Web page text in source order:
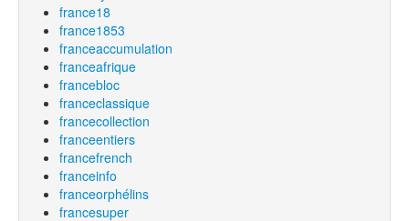
france18
france1853
franceaccumulation
franceafrique
francebloc
franceclassique
francecollection
franceentiers
francefrench
franceinfo
franceorphélins
francesuper